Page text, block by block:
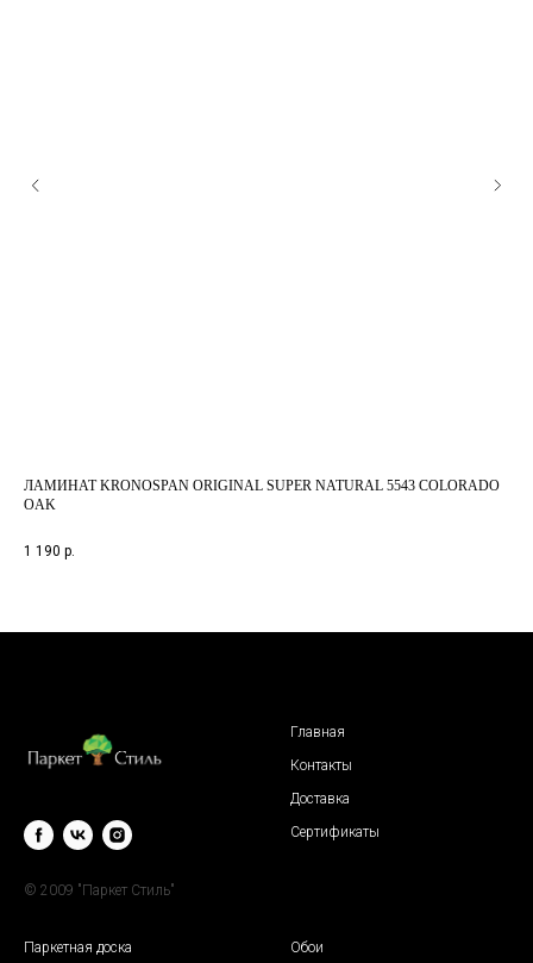
ЛАМИНАТ KRONOSPAN ORIGINAL SUPER NATURAL 5543 COLORADO
OAK
1 190 р.
© 2009 "Паркет Стиль"
Главная
Контакты
Доставка
Сертификаты
Паркетная доска Обои